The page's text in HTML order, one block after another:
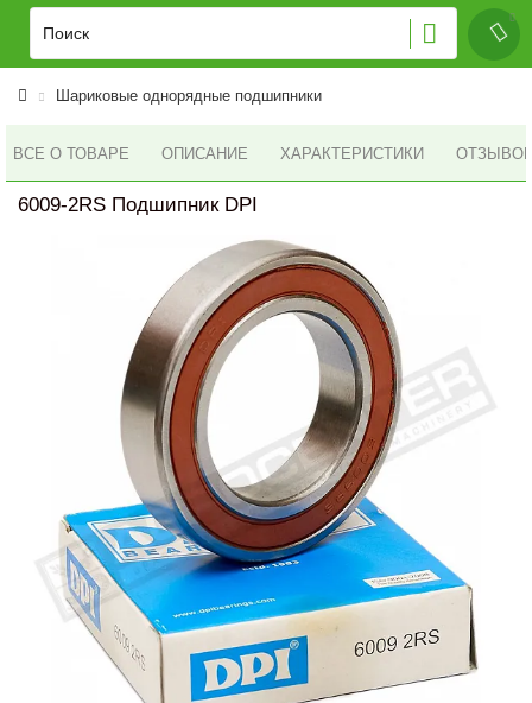
Шариковые однорядные подшипники
ВСЕ О ТОВАРЕ ОПИСАНИЕ ХАРАКТЕРИСТИКИ ОТЗЫВОВ
6009-2RS Подшипник DPI